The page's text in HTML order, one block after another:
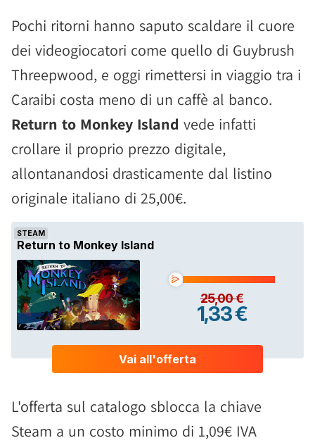
Pochi ritorni hanno saputo scaldare il cuore
dei videogiocatori come quello di Guybrush
Threepwood, e oggi rimettersi in viaggio tra i
Caraibi costa meno di un caffè al banco.
Return to Monkey Island vede infatti
crollare il proprio prezzo digitale,
allontanandosi drasticamente dal listino
originale italiano di 25,00€.
L'offerta sul catalogo sblocca la chiave
Steam a un costo minimo di 1,09€ IVA